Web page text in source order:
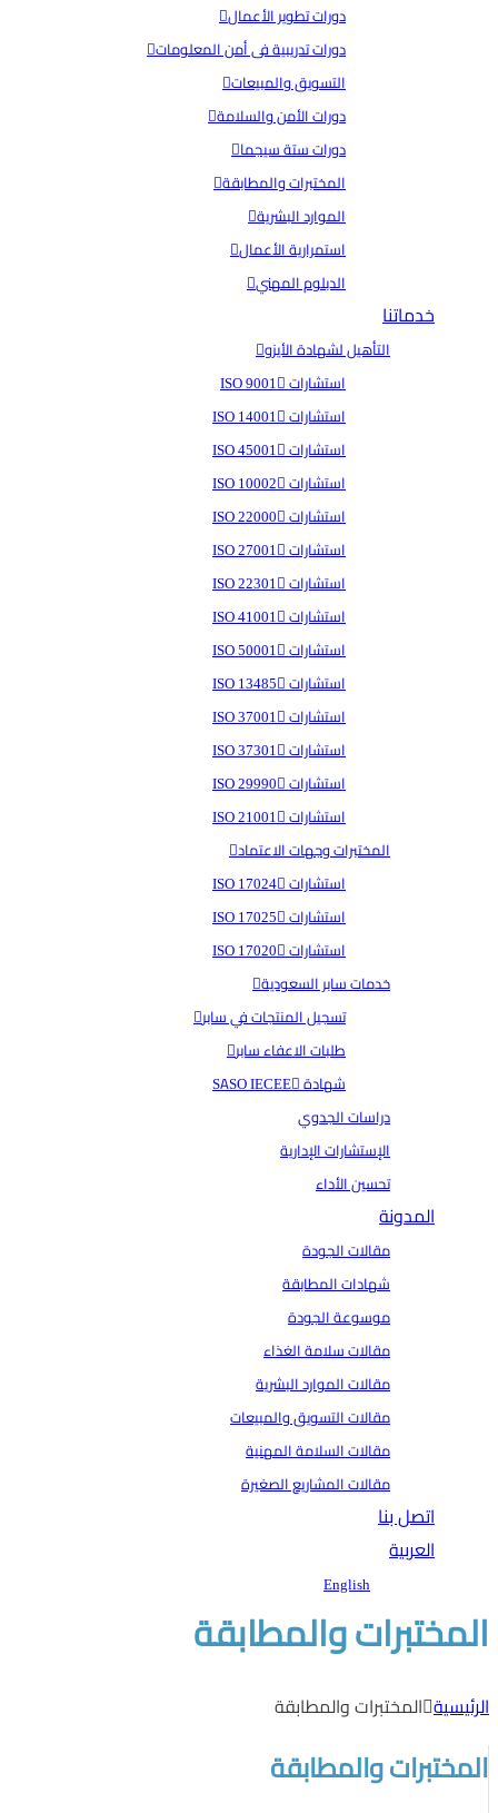
دورات تطوير الأعمال
دورات تدريبية فى أمن المعلومات
التسويق والمبيعات
دورات الأمن والسلامة
دورات ستة سيجما
المختبرات والمطابقة
الموارد البشرية
استمرارية الأعمال
الدبلوم المهني
خدماتنا
التأهيل لشهادة الأيزو
استشارات ISO 9001
استشارات ISO 14001
استشارات ISO 45001
استشارات ISO 10002
استشارات ISO 22000
استشارات ISO 27001
استشارات ISO 22301
استشارات ISO 41001
استشارات ISO 50001
استشارات ISO 13485
استشارات ISO 37001
استشارات ISO 37301
استشارات ISO 29990
استشارات ISO 21001
المختبرات وجهات الاعتماد
استشارات ISO 17024
استشارات ISO 17025
استشارات ISO 17020
خدمات سابر السعودية
تسجيل المنتجات في سابر
طلبات الاعفاء سابر
شهادة SASO IECEE
دراسات الجدوي
الإستشارات الإدارية
تحسين الأداء
المدونة
مقالات الجودة
شهادات المطابقة
موسوعة الجودة
مقالات سلامة الغذاء
مقالات الموارد البشرية
مقالات التسويق والمبيعات
مقالات السلامة المهنية
مقالات المشاريع الصغيرة
اتصل بنا
العربية
English
المختبرات والمطابقة
الرئيسية المختبرات والمطابقة
المختبرات والمطابقة